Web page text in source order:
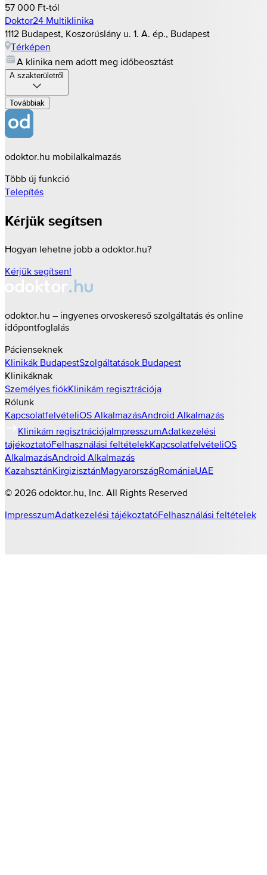
57 000 Ft-tól
Doktor24 Multiklinika
1112 Budapest, Koszorúslány u. 1. A. ép., Budapest
Térképen
A klinika nem adott meg időbeosztást
A szakterületről
Továbbiak
odoktor.hu mobilalkalmazás
Több új funkció
Telepítés
Kérjük segítsen
Hogyan lehetne jobb a odoktor.hu?
Kérjük segítsen!
odoktor.hu – ingyenes orvoskereső szolgáltatás és online
időpontfoglalás
Pácienseknek
Klinikák BudapestSzolgáltatások Budapest
Klinikáknak
Személyes fiókKlinikám regisztrációja
Rólunk
KapcsolatfelvételiOS AlkalmazásAndroid Alkalmazás
Klinikám regisztrációjaImpresszumAdatkezelési
tájékoztatóFelhasználási feltételekKapcsolatfelvételiOS
AlkalmazásAndroid Alkalmazás
KazahsztánKirgizisztánMagyarországRomániaUAE
© 2026 odoktor.hu , Inc. All Rights Reserved
ImpresszumAdatkezelési tájékoztatóFelhasználási feltételek